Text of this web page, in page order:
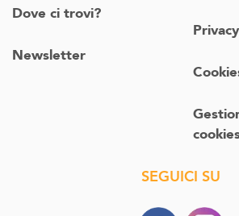
Dove ci trovi?
Newsletter
Privacy
SEGUICI SU